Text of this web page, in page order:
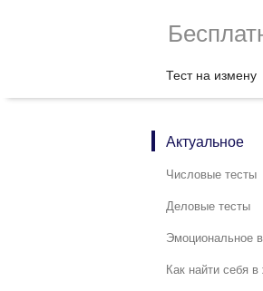
Тест на измену
Актуальное
Числовые тесты
Деловые тесты
Эмоциональное
Как найти себя